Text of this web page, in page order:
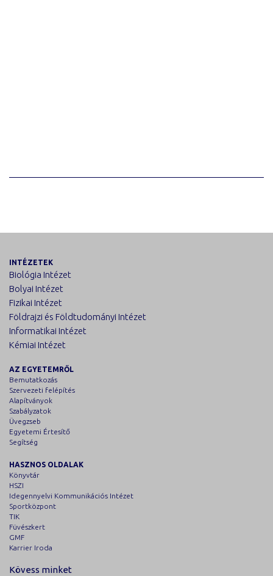
INTÉZETEK
Biológia Intézet
Bolyai Intézet
Fizikai Intézet
Földrajzi és Földtudományi Intézet
Informatikai Intézet
Kémiai Intézet
AZ EGYETEMRŐL
Bemutatkozás
Szervezeti felépítés
Alapítványok
Szabályzatok
Üvegzseb
Egyetemi Értesítő
Segítség
HASZNOS OLDALAK
Könyvtár
HSZI
Idegennyelvi Kommunikációs Intézet
Sportközpont
TIK
Füvészkert
GMF
Karrier Iroda
Kövess minket